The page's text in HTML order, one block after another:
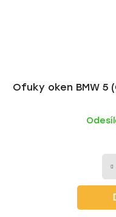
Ofuky oken BMW 5